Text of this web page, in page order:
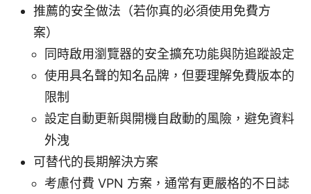
推薦的安全做法（若你真的必須使用免費方
案）
同時啟用瀏覽器的安全擴充功能與防追蹤設定
使用具名聲的知名品牌，但要理解免費版本的
限制
設定自動更新與開機自啟動的風險，避免資料
外洩
可替代的長期解決方案
考慮付費 VPN 方案，通常有更嚴格的不日誌